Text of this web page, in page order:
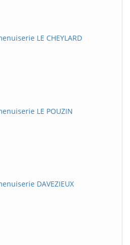
LE CHEYLARD
LE POUZIN
DAVEZIEUX